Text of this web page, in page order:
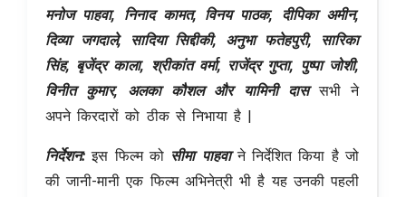
मनोज पाहवा, निनाद कामत, विनय पाठक, दीपिका अमीन,
दिव्या जगदाले, सादिया सिद्दीकी, अनुभा फतेहपुरी, सारिका
सिंह, बृजेंद्र काला, श्रीकांत वर्मा, राजेंद्र गुप्ता, पुष्पा जोशी,
विनीत कुमार, अलका कौशल और यामिनी दाससभी ने
अपने किरदारों को ठीक से निभाया है |
निर्देशन: इस फिल्म को सीमा पाहवाने निर्देशित किया है जो
की जानी-मानी एक फिल्म अभिनेत्री भी है यह उनकी पहली